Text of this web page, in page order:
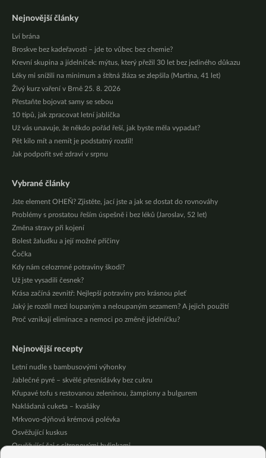
Nejnovější články
Lví brána
Broskve bez kadeřavosti – jde to vůbec bez chemie?
Krevní skupina a jídelníček: mýtus, který přežil 30 let bez jediného důkazu
Léky mi snížili na minimum a štítná žláza se zlepšila (Martina, 41 let)
Živý kurz vaření v Brně 25. 8. 2026
Přestaňte bojovat samy se sebou
10 tipů, jak zpracovat letní jablíčka
Už vás unavuje, že někdo pořád řeší, jak byste měla vypadat?
Pět kilo mít a nemít je podstatný rozdíl!
Jak podpořit své zdraví v srpnu
Vybrané články
Jste element OHEŇ? Zjistěte, jací jste a jak se dostat do rovnováhy
Problémy s prostatou řeším úspešně i bez léků (Jaroslav, 52 let)
Změna stravy při kojení
Bolest žaludku a její možné příčiny
Čočka
Kdy nám celozrnné potraviny škodí?
Už jste vysadili česnek?
Krása začíná zevnitř: Nejlepší potraviny pro krásnou pleť
Jaký je rozdíl mezi loupaným a neloupaným sezamem? A jejich použití
Proč vznikají eliminace a nemoci po změně jídelníčku?
Nejnovější recepty
Letní nudle s bambusovými výhonky
Jablečné pyré – skvělé přesnídávky bez cukru
Křupavé tofu s restovanou zeleninou, žampiony a bulgurem
Nakládaná cuketa – kvašáky
Mrkvovo-dýňová krémová polévka
Osvěžující kuskus
Osvěžující čaj s citronovými bylinkami